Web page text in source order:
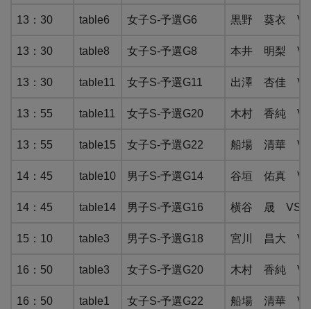
13：30 table6 女子S-予選G6 黒野 葵衣 VS
13：30 table8 女子S-予選G8 本井 明梨 VS
13：30 table11 女子S-予選G11 出澤 杏佳 VS
13：55 table11 女子S-予選G20 木村 香純 VS
13：55 table15 女子S-予選G22 船場 清華 VS
14：45 table10 男子S-予選G14 谷垣 佑真 VS
14：45 table14 男子S-予選G16 横谷 晟 VS
15：10 table3 男子S-予選G18 宮川 昌大 VS
16：50 table3 女子S-予選G20 木村 香純 VS
16：50 table1 女子S-予選G22 船場 清華 VS